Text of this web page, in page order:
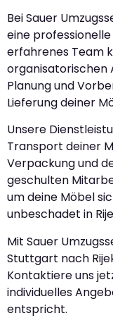
Bei Sauer
eine
erfahrenes Team
organisatorischen
Planung und
Lieferung deiner
Unsere
Transport deiner
Verpackung und
geschulten
um deine Möbel
unbeschadet in
Mit Sauer
Stuttgart nach
Kontaktiere uns
individuelles
entspricht.